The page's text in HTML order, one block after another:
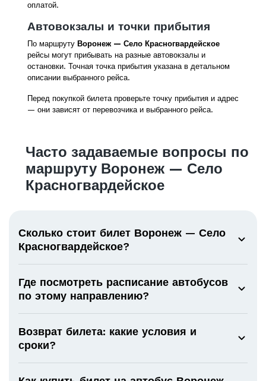
оплатой.
Автовокзалы и точки прибытия
По маршруту Воронеж — Село Красногвардейское
рейсы могут прибывать на разные автовокзалы и
остановки. Точная точка прибытия указана в детальном
описании выбранного рейса.
Перед покупкой билета проверьте точку прибытия и адрес
— они зависят от перевозчика и выбранного рейса.
Часто задаваемые вопросы по
маршруту Воронеж — Село
Красногвардейское
Сколько стоит билет Воронеж — Село
Красногвардейское?
Где посмотреть расписание автобусов
по этому направлению?
Возврат билета: какие условия и
сроки?